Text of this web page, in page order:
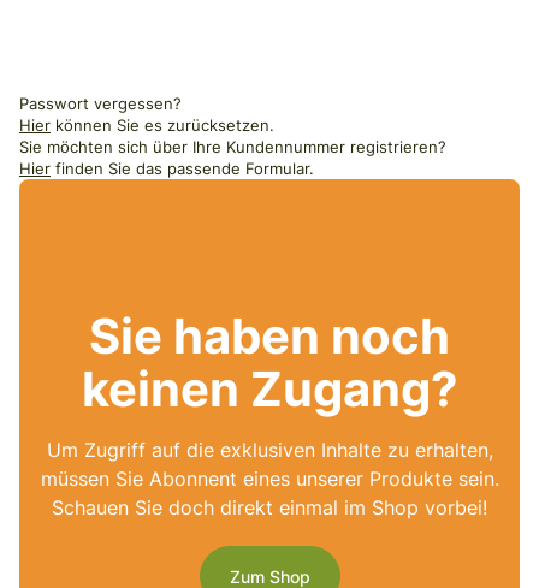
Passwort vergessen?
Hier können Sie es zurücksetzen.
Sie möchten sich über Ihre Kundennummer registrieren?
Hier finden Sie das passende Formular.
Sie haben noch
keinen Zugang?
Um Zugriff auf die exklusiven Inhalte zu erhalten,
müssen Sie Abonnent eines unserer Produkte sein.
Schauen Sie doch direkt einmal im Shop vorbei!
Zum Shop